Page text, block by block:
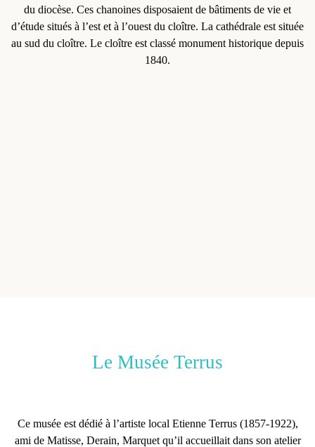
du diocèse. Ces chanoines disposaient de bâtiments de vie et
d’étude situés à l’est et à l’ouest du cloître. La cathédrale est située
au sud du cloître. Le cloître est classé monument historique depuis
1840.
Le Musée Terrus
Ce muséeest dédié à l’artiste local Etienne Terrus(1857-1922),
ami de Matisse, Derain, Marquet qu’il accueillait dans son atelier